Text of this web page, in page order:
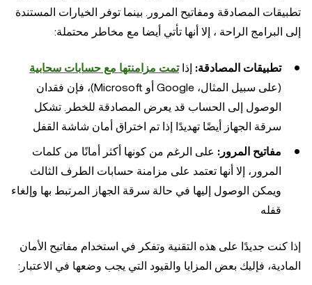
تطبيقات المصادقة ومفاتيح المرور. بينما توفر الخيارات المستندة
إلى البرامج الراحة ، إلا أنها تأتي أيضا مع مخاطر محتملة:
تطبيقات المصادقة: إذاتمت مزامنتها مع حسابات سحابية
(على سبيل المثال، Google أو Microsoft)، فإن فقدان
الوصول إلى الحساب قد يعرض المصادقة للخطر. تشكل
سرقة الجهاز أيضًا تهديدًا إذا تم اختراق أمان شاشة القفل
مفاتيح المرور: على الرغم من كونها أكثر أمانًا من كلمات
المرور، إلا أنها تعتمد على مزامنة حسابات الطرف الثالث
ويمكن الوصول إليها في حالة سرقة الجهاز المرتبط بها وإلغاء
قفله
إذا كنت جديدًا على هذه التقنية وتفكر في استخدام مفاتيح الأمان
المادية، فإليك بعض المزايا والقيود التي يجب وضعها في الاعتبار: